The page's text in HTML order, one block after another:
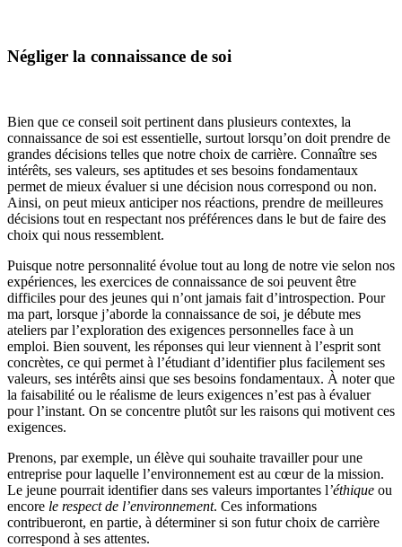
Négliger la connaissance de soi
Bien que ce conseil soit pertinent dans plusieurs contextes, la
connaissance de soi est essentielle, surtout lorsqu’on doit prendre de
grandes décisions telles que notre choix de carrière. Connaître ses
intérêts, ses valeurs, ses aptitudes et ses besoins fondamentaux
permet de mieux évaluer si une décision nous correspond ou non.
Ainsi, on peut mieux anticiper nos réactions, prendre de meilleures
décisions tout en respectant nos préférences dans le but de faire des
choix qui nous ressemblent.
Puisque notre personnalité évolue tout au long de notre vie selon nos
expériences, les exercices de connaissance de soi peuvent être
difficiles pour des jeunes qui n’ont jamais fait d’introspection. Pour
ma part, lorsque j’aborde la connaissance de soi, je débute mes
ateliers par l’exploration des exigences personnelles face à un
emploi. Bien souvent, les réponses qui leur viennent à l’esprit sont
concrètes, ce qui permet à l’étudiant d’identifier plus facilement ses
valeurs, ses intérêts ainsi que ses besoins fondamentaux. À noter que
la faisabilité ou le réalisme de leurs exigences n’est pas à évaluer
pour l’instant. On se concentre plutôt sur les raisons qui motivent ces
exigences.
Prenons, par exemple, un élève qui souhaite travailler pour une
entreprise pour laquelle l’environnement est au cœur de la mission.
Le jeune pourrait identifier dans ses valeurs importantes l’éthique ou
encore le respect de l’environnement. Ces informations
contribueront, en partie, à déterminer si son futur choix de carrière
correspond à ses attentes.